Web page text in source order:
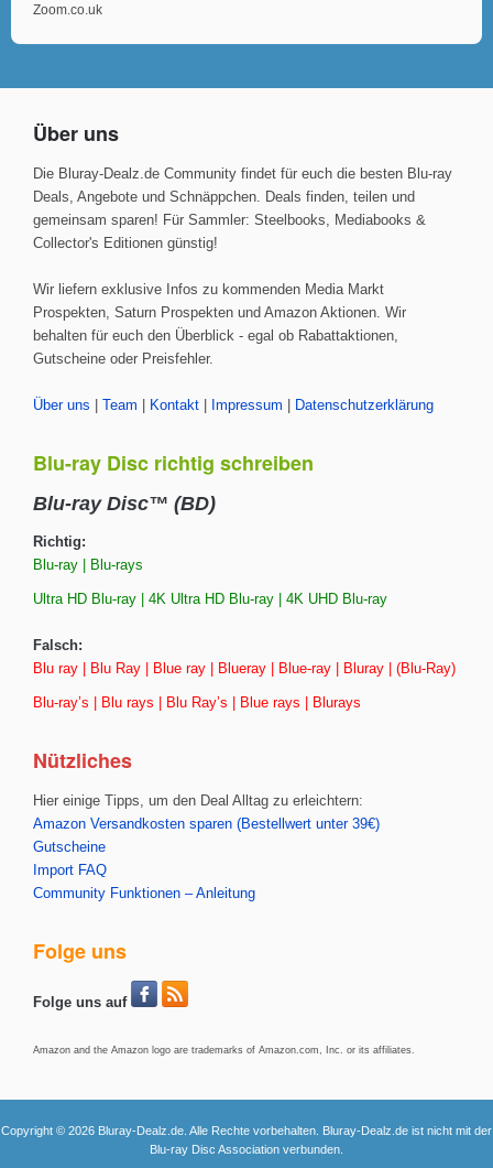
Zoom.co.uk
Über uns
Die Bluray-Dealz.de Community findet für euch die besten Blu-ray
Deals, Angebote und Schnäppchen. Deals finden, teilen und
gemeinsam sparen! Für Sammler: Steelbooks, Mediabooks &
Collector's Editionen günstig!
Wir liefern exklusive Infos zu kommenden Media Markt
Prospekten, Saturn Prospekten und Amazon Aktionen. Wir
behalten für euch den Überblick - egal ob Rabattaktionen,
Gutscheine oder Preisfehler.
Über uns Team Kontakt Impressum Datenschutzerklärung
Blu-ray Disc richtig schreiben
Blu-ray Disc™ (BD)
Richtig:
Blu-ray | Blu-rays
Ultra HD Blu-ray | 4K Ultra HD Blu-ray | 4K UHD Blu-ray
Falsch:
Blu ray | Blu Ray | Blue ray | Blueray | Blue-ray | Bluray | (Blu-Ray)
Blu-ray’s | Blu rays | Blu Ray’s | Blue rays | Blurays
Nützliches
Hier einige Tipps, um den Deal Alltag zu erleichtern:
Amazon Versandkosten sparen (Bestellwert unter 39€)
Gutscheine
Import FAQ
Community Funktionen – Anleitung
Folge uns
Folge uns auf
Amazon and the Amazon logo are trademarks of Amazon.com, Inc. or its affiliates.
Copyright © 2026 Bluray-Dealz.de. Alle Rechte vorbehalten. Bluray-Dealz.de ist nicht mit der
Blu-ray Disc Association verbunden.